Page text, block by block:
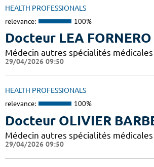
HEALTH PROFESSIONALS
relevance: 100%
Docteur LEA FORNERO
Médecin autres spécialités médicales
29/04/2026 09:50
HEALTH PROFESSIONALS
relevance: 100%
Docteur OLIVIER
Médecin autres spécialités médicales
29/04/2026 09:50